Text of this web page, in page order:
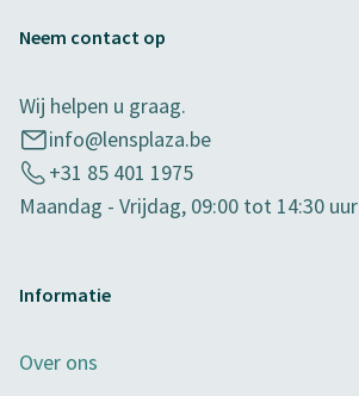
Neem contact op
Wij helpen u graag.
info@lensplaza.be
+31 85 401 1975
Maandag - Vrijdag, 09:00 tot 14:30 uur
Informatie
Over ons